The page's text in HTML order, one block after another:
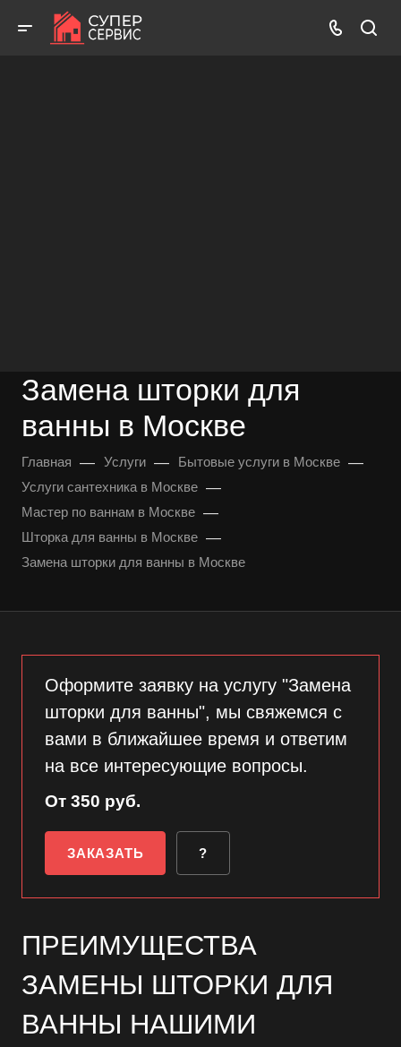
Замена шторки для
ванны в Москве
Главная — Услуги — Бытовые услуги в Москве —
Услуги сантехника в Москве —
Мастер по ваннам в Москве —
Шторка для ванны в Москве —
Замена шторки для ванны в Москве
Оформите заявку на услугу "Замена
шторки для ванны", мы свяжемся с
вами в ближайшее время и ответим
на все интересующие вопросы.
От 350 руб.
ЗАКАЗАТЬ ?
ПРЕИМУЩЕСТВА
ЗАМЕНЫ ШТОРКИ ДЛЯ
ВАННЫ НАШИМИ